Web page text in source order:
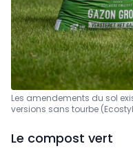
Les amendements du sol
versions sans tourbe
Le compost vert